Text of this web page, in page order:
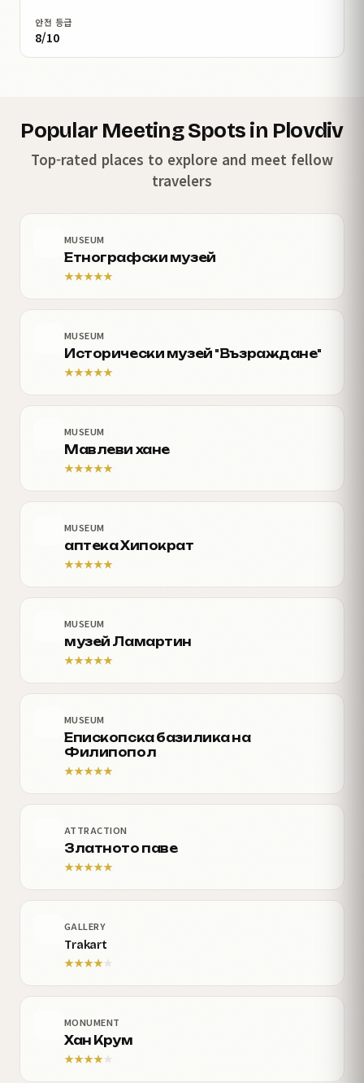
안전 등급
8/10
Popular Meeting Spots in Plovdiv
Top-rated places to explore and meet fellow
travelers
MUSEUM
Етнографски музей
★★★★★
MUSEUM
Исторически музей "Възраждане"
★★★★★
MUSEUM
Мавлеви хане
★★★★★
MUSEUM
аптека Хипократ
★★★★★
MUSEUM
музей Ламартин
★★★★★
MUSEUM
Епископска базилика на
Филипопол
★★★★★
ATTRACTION
Златното паве
★★★★★
GALLERY
Trakart
★★★★★
MONUMENT
Хан Крум
★★★★ ★